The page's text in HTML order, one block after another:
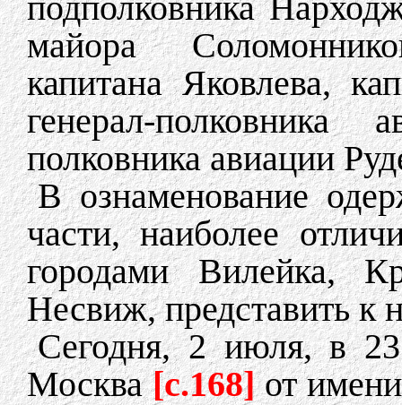
майора
капитана Яковлева,
генерал-
полковника авиации
В ознаменование
части, наиболее
городами Вилейка,
Несвиж, представить к
Сегодня, 2 июля, в
Москва[c.168] от